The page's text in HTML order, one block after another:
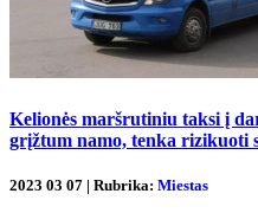
Kelionės maršrutiniu taksi į
grįžtum namo, tenka rizikuoti
2023 03 07 | Rubrika: Miestas